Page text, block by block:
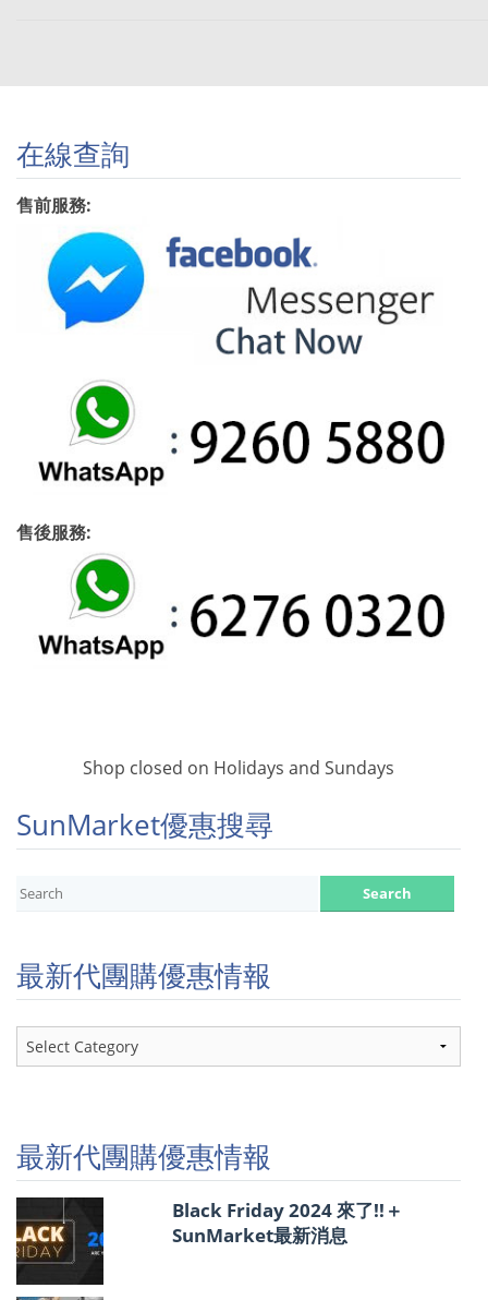
在線查詢
售前服務:
售後服務:
Shop closed on Holidays and Sundays
SunMarket優惠搜尋
最新代團購優惠情報
最
新
優
惠
情
報
最新代團購優惠情報
Black Friday 2024 來了!!＋
SunMarket最新消息